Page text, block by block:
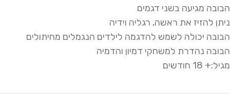
הבובה מגיעה בשני דגמים
ניתן להזיז את ראשה, רגליה וידיה
הבובה יכולה לשמש להדגמה לילדים הנגמלים מחיתולים
הבובה נהדרת למשחקי דמיון והדמיה
מגיל:+ 18 חודשים